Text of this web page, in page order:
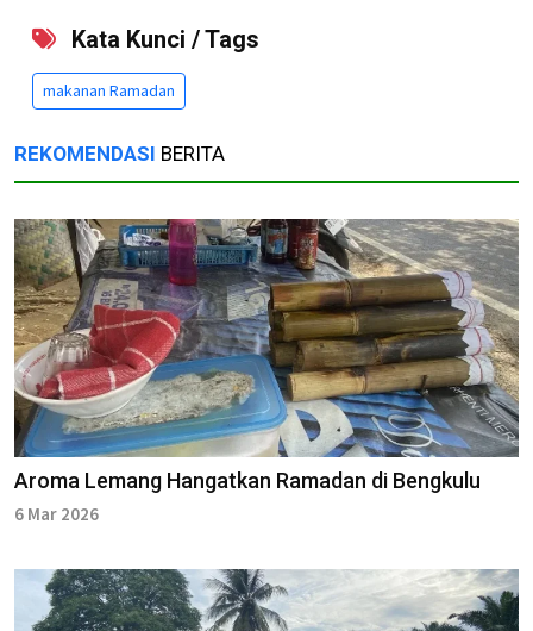
Kata Kunci / Tags
makanan Ramadan
REKOMENDASI BERITA
Aroma Lemang Hangatkan Ramadan di Bengkulu
6 Mar 2026